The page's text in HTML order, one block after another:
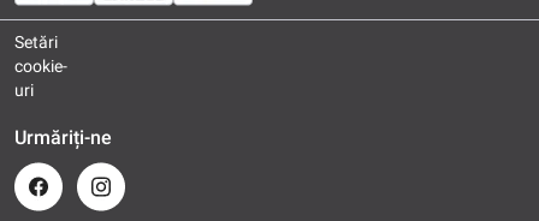
Setări
cookie-
uri
Urmăriți-ne